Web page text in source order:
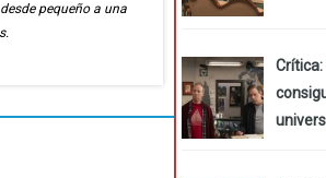
pequeño a una
Crítica: